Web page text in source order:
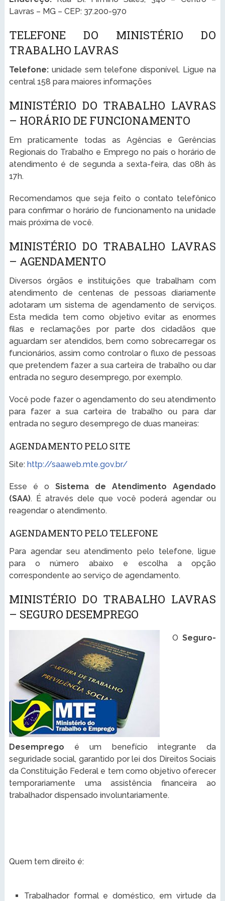
Lavras – MG – CEP: 37.200-970
TELEFONE DO MINISTÉRIO DO
TRABALHO LAVRAS
Telefone:unidade sem telefone disponível. Ligue na
central 158 para maiores informações
MINISTÉRIO DO TRABALHO LAVRAS
– HORÁRIO DE FUNCIONAMENTO
Em praticamente todas as Agências e Gerências
Regionais do Trabalho e Emprego no país o horário de
atendimento é de segunda a sexta-feira, das 08h às
17h.
Recomendamos que seja feito o contato telefônico
para confirmar o horário de funcionamento na unidade
mais próxima de você.
MINISTÉRIO DO TRABALHO LAVRAS
– AGENDAMENTO
Diversos órgãos e instituições que trabalham com
atendimento de centenas de pessoas diariamente
adotaram um sistema de agendamento de serviços.
Esta medida tem como objetivo evitar as enormes
filas e reclamações por parte dos cidadãos que
aguardam ser atendidos, bem como sobrecarregar os
funcionários, assim como controlar o fluxo de pessoas
que pretendem fazer a sua carteira de trabalho ou dar
entrada no seguro desemprego, por exemplo.
Você pode fazer o agendamento do seu atendimento
para fazer a sua carteira de trabalho ou para dar
entrada no seguro desemprego de duas maneiras:
AGENDAMENTO PELO SITE
Site: http://saaweb.mte.gov.br/
Esse é o Sistema de Atendimento Agendado
(SAA). É através dele que você poderá agendar ou
reagendar o atendimento.
AGENDAMENTO PELO TELEFONE
Para agendar seu atendimento pelo telefone, ligue
para o número abaixo e escolha a opção
correspondente ao serviço de agendamento.
MINISTÉRIO DO TRABALHO LAVRAS
– SEGURO DESEMPREGO
OSeguro-
Desemprego é um benefício integrante da
seguridade social, garantido por lei dos Direitos Sociais
da Constituição Federal e tem como objetivo oferecer
temporariamente uma assistência financeira ao
trabalhador dispensado involuntariamente.
Quem tem direito é:
Trabalhador formal e doméstico, em virtude da